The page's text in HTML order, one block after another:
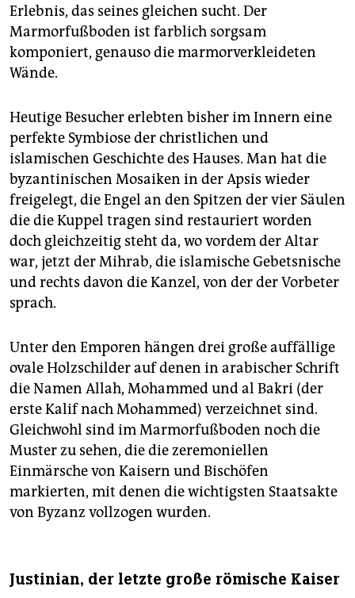
Erlebnis, das seines gleichen sucht. Der
Marmorfußboden ist farblich sorgsam
komponiert, genauso die marmorverkleideten
Wände.
Heutige Besucher erlebten bisher im Innern eine
perfekte Symbiose der christlichen und
islamischen Geschichte des Hauses. Man hat die
byzantinischen Mosaiken in der Apsis wieder
freigelegt, die Engel an den Spitzen der vier Säulen
die die Kuppel tragen sind restauriert worden
doch gleichzeitig steht da, wo vordem der Altar
war, jetzt der Mihrab, die islamische Gebetsnische
und rechts davon die Kanzel, von der der Vorbeter
sprach.
Unter den Emporen hängen drei große auffällige
ovale Holzschilder auf denen in arabischer Schrift
die Namen Allah, Mohammed und al Bakri (der
erste Kalif nach Mohammed) verzeichnet sind.
Gleichwohl sind im Marmorfußboden noch die
Muster zu sehen, die die zeremoniellen
Einmärsche von Kaisern und Bischöfen
markierten, mit denen die wichtigsten Staatsakte
von Byzanz vollzogen wurden.
Justinian, der letzte große römische Kaiser